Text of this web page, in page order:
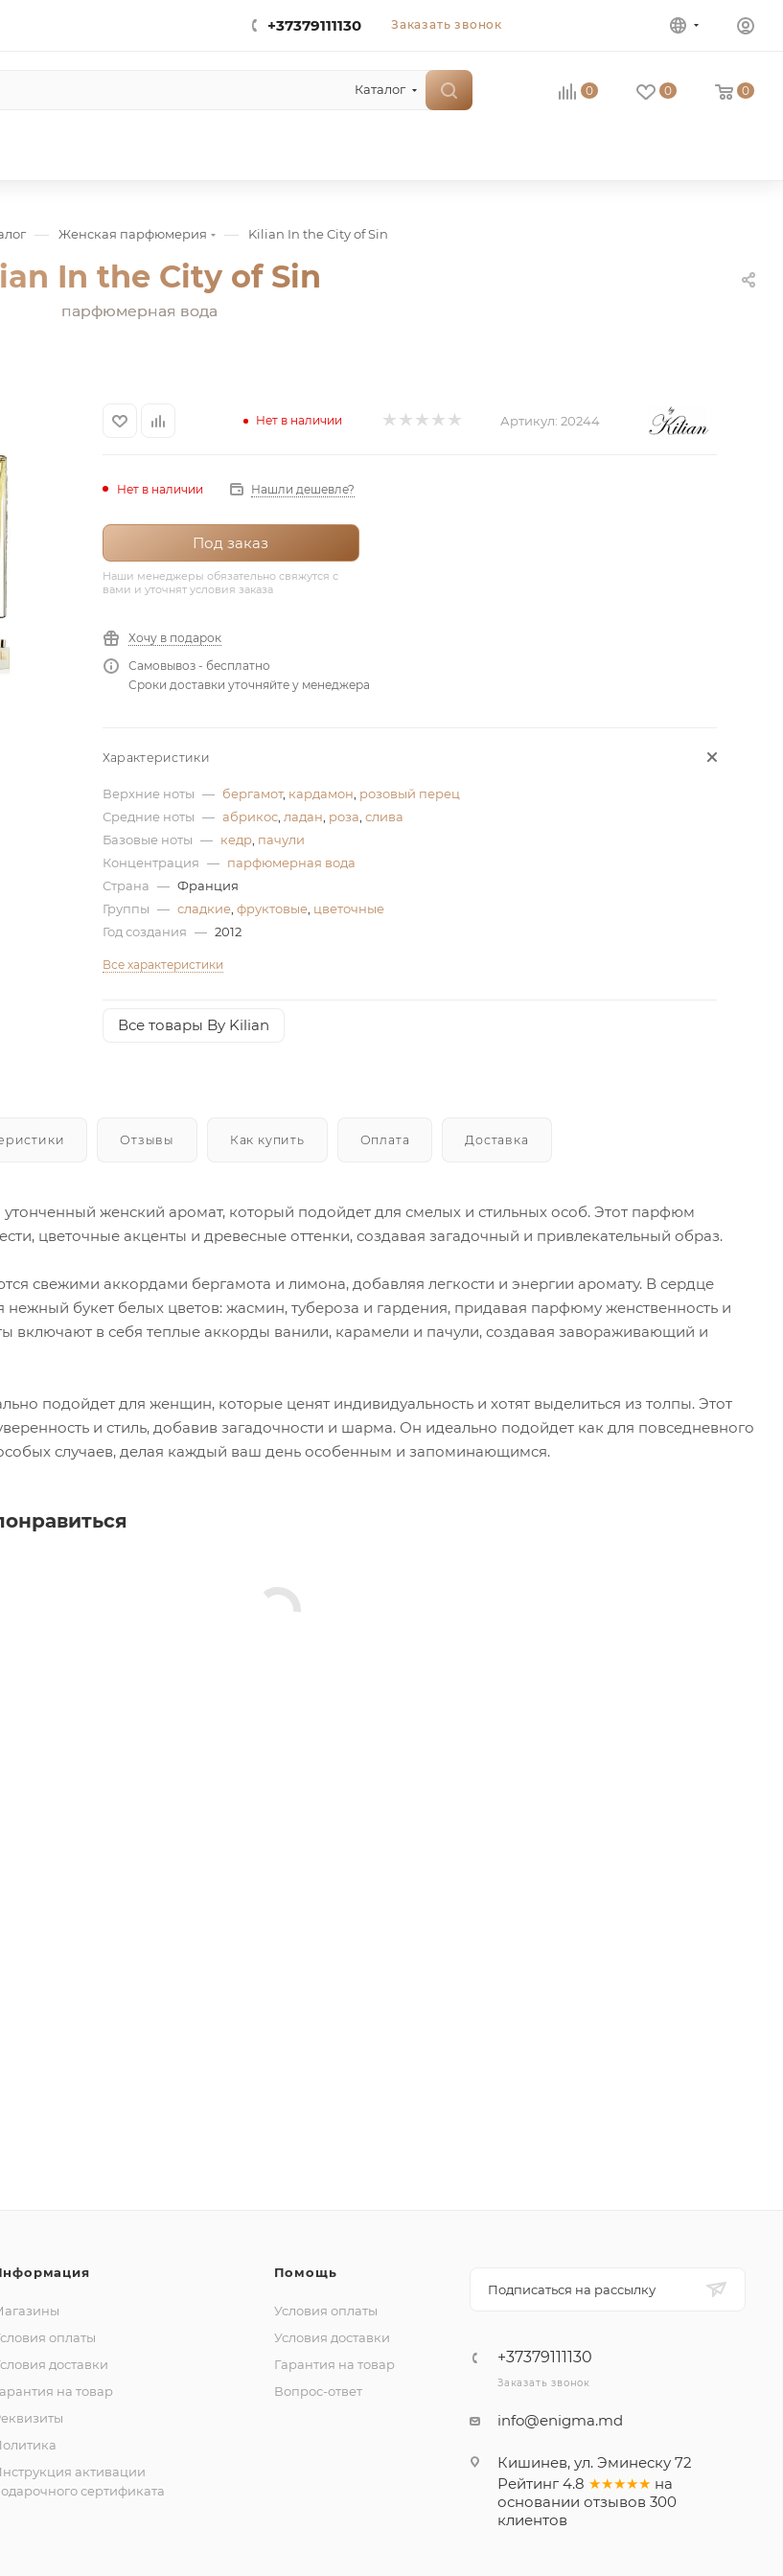
+37379111130 Заказать звонок
Каталог 0 0 0
— Женская парфюмерия — Kilian In the City of Sin
In the City of Sin
парфюмерная вода
Нет в наличии Артикул: 20244
Нет в наличии Нашли дешевле?
Под заказ
Наши менеджеры обязательно свяжутся с
вами и уточнят условия заказа
Хочу в подарок
Самовывоз - бесплатно
Сроки доставки уточняйте у менеджера
Характеристики
Верхние ноты — бергамот, кардамон розовый перец
Средние ноты — абрикос, ладан роза слива
Базовые ноты — кедр, пачули
Концентрация — парфюмерная вода
Страна — Франция
Группы — сладкие, фруктовые, цветочные
Год создания — 2012
Все характеристики
Все товары By Kilian
Отзывы Как купить Оплата Доставка
утонченный женский аромат, который подойдет для смелых и стильных особ. Этот парфюм
цветочные акценты и древесные оттенки, создавая загадочный и привлекательный образ.
свежими аккордами бергамота и лимона, добавляя легкости и энергии аромату. В сердце
букет белых цветов: жасмин, тубероза и гардения, придавая парфюму женственность и
включают в себя теплые аккорды ванили, карамели и пачули, создавая завораживающий и
подойдет для женщин, которые ценят индивидуальность и хотят выделиться из толпы. Этот
и стиль, добавив загадочности и шарма. Он идеально подойдет как для повседневного
случаев, делая каждый ваш день особенным и запоминающимся.
оплаты
доставки
на товар
активации
сертификата
Помощь
Условия оплаты
Условия доставки
Гарантия на товар
Вопрос-ответ
Подписаться на рассылку
+37379111130
Заказать звонок
info@enigma.md
Кишинев, ул. Эминеску 72
Рейтинг 4.8 ★★★★★ на
основании отзывов 300
клиентов